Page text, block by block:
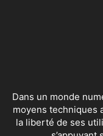
Dans un monde
moyens techniques
la liberté de ses